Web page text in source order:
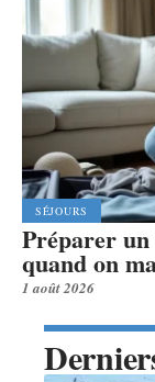
SÉJOURS
Préparer un
quand on
1 août 2026